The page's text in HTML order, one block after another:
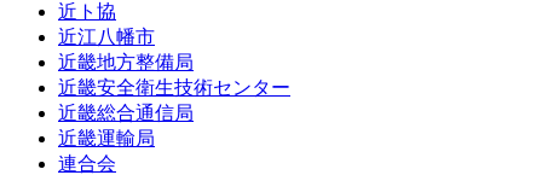
近ト協
近江八幡市
近畿地方整備局
近畿安全衛生技術センター
近畿総合通信局
近畿運輸局
連合会